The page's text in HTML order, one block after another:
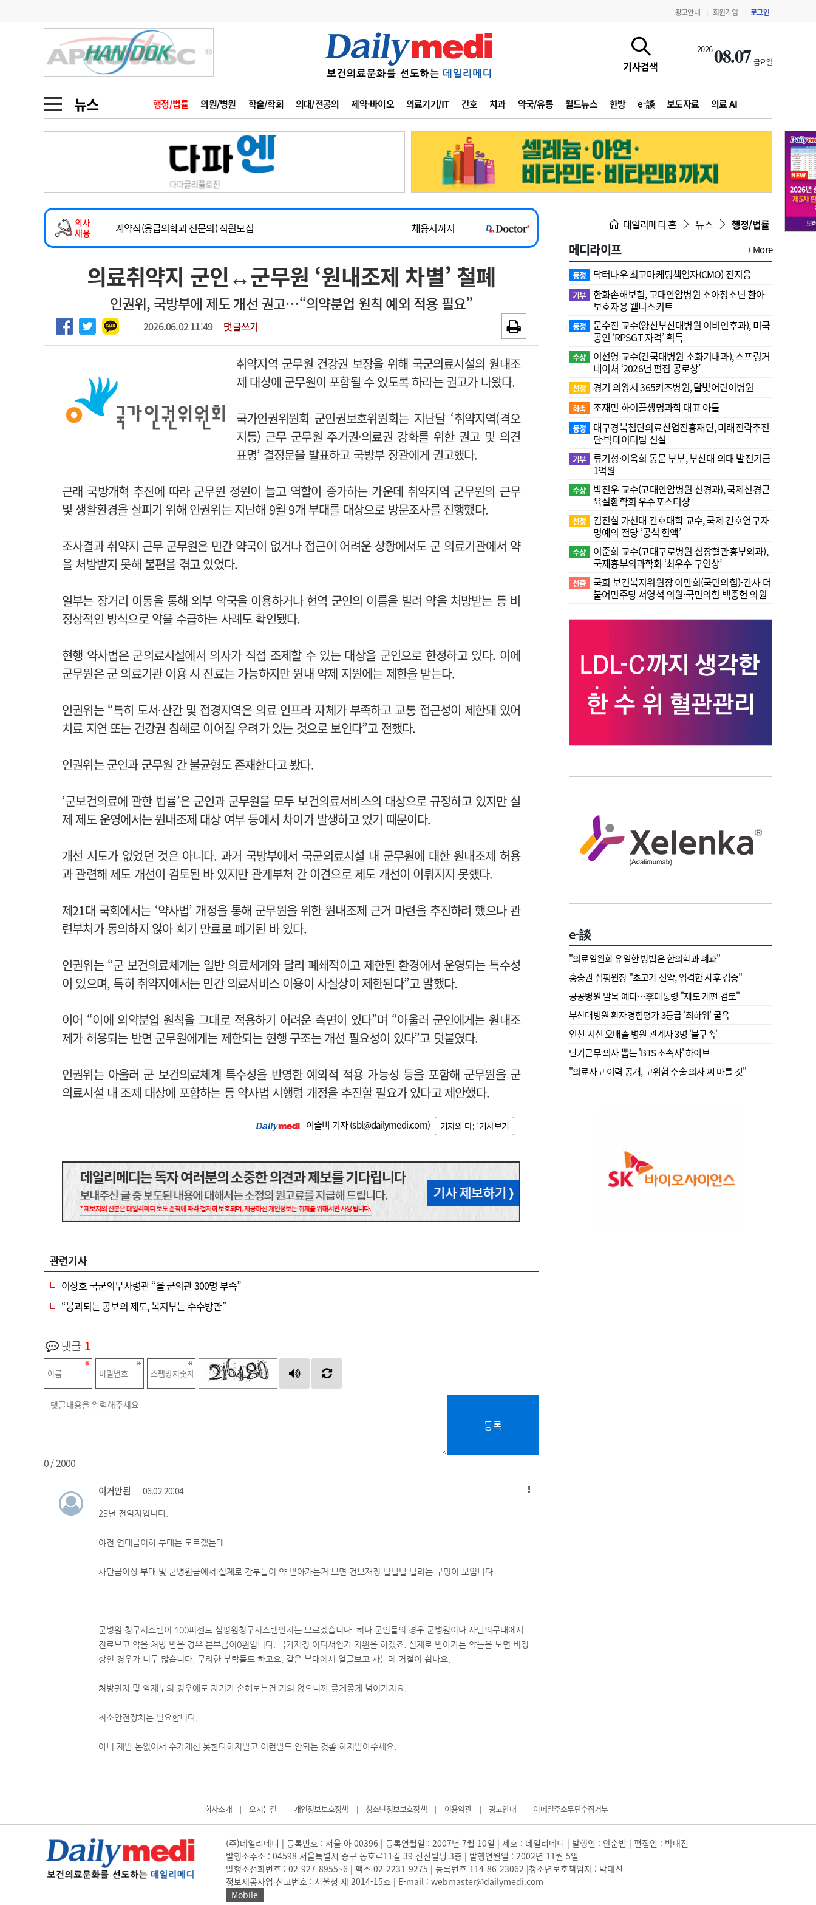
광고안내 회원가입 로그인
기사검색
202608.07 금요일
뉴스 행정/법률 의원/병원 학술/학회 의대/전공의 제약·바이오 의료기기/IT 간호 치과 약국/유통 월드뉴스 한방 e-談 보도자료 의료 AI
금주의 검색어
1
의사인력 수급 추계
2
성분명 처방
3
AI의료
4
전공의 모집 결과
6
관리급여 실시
지필공 지원책
수련환경 개선
의과대학 입시
메디인포 인사 사고
오피니언 칼럼 수첩
인물 초대석 피플
동영상뉴스
포토뉴스
메디 Hospital 지역병원 중소병원
인포메이션 행정처분 판례 정책/통계 공시 지침·기준·평가 약제급여 심사 결과
고객센터 회사소개 법적고지 광고안내
의사
채용
2026년 하반기 인턴 모집
~2026-08-31
마취통증의학과 임기제 임상의사 채용
채용시까지
계약직(응급의학과 전문의) 직원모집
채용시까지
하반기 전공의(레지던트1년차) 모집
~2026-08-15
2026년 하반기 인턴 모집
~2026-08-31
마취통증의학과 임기제 임상의사 채용
채용시까지
의료취약지 군인↔군무원 ‘원내조제 차별’ 철폐
인권위, 국방부에 제도 개선 권고…“의약분업 원칙 예외 적용 필요”
2026.06.02 11:49 댓글쓰기
취약지역 군무원 건강권 보장을 위해 국군의료시설의 원내조
제 대상에 군무원이 포함될 수 있도록 하라는 권고가 나왔다.
국가인권위원회 군인권보호위원회는 지난달 ‘취약지역(격오
지등) 근무 군무원 주거권·의료권 강화를 위한 권고 및 의견
표명’ 결정문을 발표하고 국방부 장관에게 권고했다.
근래 국방개혁 추진에 따라 군무원 정원이 늘고 역할이 증가하는 가운데 취약지역 군무원의 근무
및 생활환경을 살피기 위해 인권위는 지난해 9월 9개 부대를 대상으로 방문조사를 진행했다.
조사결과 취약지 근무 군무원은 민간 약국이 없거나 접근이 어려운 상황에서도 군 의료기관에서 약
을 처방받지 못해 불편을 겪고 있었다.
일부는 장거리 이동을 통해 외부 약국을 이용하거나 현역 군인의 이름을 빌려 약을 처방받는 등 비
정상적인 방식으로 약을 수급하는 사례도 확인됐다.
현행 약사법은 군의료시설에서 의사가 직접 조제할 수 있는 대상을 군인으로 한정하고 있다. 이에
군무원은 군 의료기관 이용 시 진료는 가능하지만 원내 약제 지원에는 제한을 받는다.
인권위는 “특히 도서·산간 및 접경지역은 의료 인프라 자체가 부족하고 교통 접근성이 제한돼 있어
치료 지연 또는 건강권 침해로 이어질 우려가 있는 것으로 보인다”고 전했다.
인권위는 군인과 군무원 간 불균형도 존재한다고 봤다.
‘군보건의료에 관한 법률’은 군인과 군무원을 모두 보건의료서비스의 대상으로 규정하고 있지만 실
제 제도 운영에서는 원내조제 대상 여부 등에서 차이가 발생하고 있기 때문이다.
개선 시도가 없었던 것은 아니다. 과거 국방부에서 국군의료시설 내 군무원에 대한 원내조제 허용
과 관련해 제도 개선이 검토된 바 있지만 관계부처 간 이견으로 제도 개선이 이뤄지지 못했다.
제21대 국회에서는 ‘약사법’ 개정을 통해 군무원을 위한 원내조제 근거 마련을 추진하려 했으나 관
련부처가 동의하지 않아 회기 만료로 폐기된 바 있다.
인권위는 “군 보건의료체계는 일반 의료체계와 달리 폐쇄적이고 제한된 환경에서 운영되는 특수성
이 있으며, 특히 취약지에서는 민간 의료서비스 이용이 사실상이 제한된다”고 말했다.
이어 “이에 의약분업 원칙을 그대로 적용하기 어려운 측면이 있다”며 “아울러 군인에게는 원내조
제가 허용되는 반면 군무원에게는 제한되는 현행 구조는 개선 필요성이 있다”고 덧붙였다.
인권위는 아울러 군 보건의료체계 특수성을 반영한 예외적 적용 가능성 등을 포함해 군무원을 군
의료시설 내 조제 대상에 포함하는 등 약사법 시행령 개정을 추진할 필요가 있다고 제안했다.
이슬비 기자 (sbl@dailymedi.com) 기자의 다른기사보기
관련기사
이상호 국군의무사령관 “올 군의관 300명 부족”
“붕괴되는 공보의 제도, 복지부는 수수방관”
댓글 1
등록
0/ 2000
이거안됨 06.02 20:04
23년 전역자입니다.
야전 연대급이하 부대는 모르겠는데
사단급이상 부대 및 군병원급에서 실제로 간부들이 약 받아가는거 보면 건보재정 탈탈탈 털리는 구멍이 보입니다
군병원 청구시스템이 100퍼센트 심평원청구시스템인지는 모르겠습니다. 허나 군인들의 경우 군병원이나 사단의무대에서
진료보고 약을 처방 받을 경우 본부금이0원입니다. 국가재정 어디서인가 지원을 하겠죠. 실제로 받아가는 약들을 보면 비정
상인 경우가 너무 많습니다. 무리한 부탁들도 하고요. 같은 부대에서 얼굴보고 사는데 거절이 쉽나요.
처방권자 및 약제부의 경우에도 자기가 손해보는건 거의 없으니까 좋게좋게 넘어가지요.
최소안전장치는 필요합니다.
아니 제발 돈없어서 수가개선 못한다하지말고 이런말도 안되는 것좀 하지말아주세요.
데일리메디 홈 뉴스 행정/법률
메디라이프 + More
동정 닥터나우 최고마케팅책임자(CMO) 전지웅
기부 한화손해보험, 고대안암병원 소아청소년 환아
보호자용 웰니스키트
동정
문수진 교수( 양산부산대병원 이비인후과), 미국
공인 ‘RPSGT 자격’ 획득
수상
이선영 교수(건국대병원 소화기내과), 스프링거
네이처 ‘2026년 편집 공로상’
선정 경기 의왕시 365키즈병원, 달빛어린이병원
화촉 조재민 하이플생명과학 대표 아들
동정
대구경북첨단의료산업진흥재단, 미래전략추진
단·빅데이터팀 신설
기부 류기성·이옥희 동문 부부, 부산대 의대 발전기금
1억원
수상
박진우 교수(고대안암병원 신경과), 국제신경근
육질환학회 우수포스터상
선정
김진실 가천대 간호대학 교수, 국제 간호연구자
명예의 전당 ‘공식 헌액’
수상
이준희 교수(고대구로병원 심장혈관흉부외과),
국제흉부외과학회 ‘최우수 구연상’
선출 국회 보건복지위원장 이만희(국민의힘)-간사 더
불어민주당 서영석 의원·국민의힘 백종헌 의원
e-談
"의료일원화 유일한 방법은 한의학과 폐과"
홍승권 심평원장 " 초고가 신약, 엄격한 사후 검증"
공공병원 발목 예타…李대통령 "제도 개편 검토"
부산대병원 환자경험평가 3등급 '최하위' 굴욕
인천 시신 오배출 병원 관계자 3명 '불구속'
단기근무 의사 뽑는 'BTS 소속사' 하이브
"의료사고 이력 공개, 고위험 수술 의사 씨 마를 것"
회사소개 | 오시는길 | 개인정보보호정책 | 청소년정보보호정책 | 이용약관 | 광고안내 | 이메일주소무단수집거부 |
(주)데일리메디 | 등록번호 : 서울 아 00396 | 등록연월일 : 2007년 7월 10일 | 제호 : 데일리메디 | 발행인 : 안순범 | 편집인 : 박대진
발행소주소 : 04598 서울특별시 중구 동호로11길 39 전진빌딩 3층 | 발행연월일 : 2002년 11월 5일
발행소전화번호 : 02-927-8955~6 | 팩스 02-2231-9275 | 등록번호 114-86-23062 |청소년보호책임자 : 박대진
정보제공사업 신고번호 : 서울청 제 2014-15호 | E-mail : webmaster@dailymedi.com
Mobile